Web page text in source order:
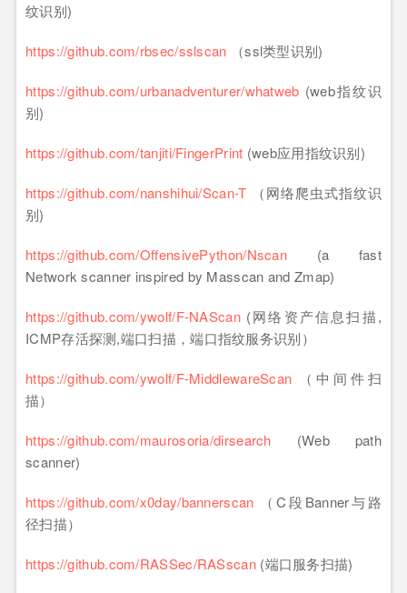
纹识别)
https://github.com/rbsec/sslscan （ssl类型识别)
https://github.com/urbanadventurer/whatweb (web指纹识
别)
https://github.com/tanjiti/FingerPrint (web应用指纹识别)
https://github.com/nanshihui/Scan-T （网络爬虫式指纹识
别)
https://github.com/OffensivePython/Nscan (a fast
Network scanner inspired by Masscan and Zmap)
https://github.com/ywolf/F-NAScan(网络资产信息扫描,
ICMP存活探测,端口扫描，端口指纹服务识别）
https://github.com/ywolf/F-MiddlewareScan （中间件扫
描）
https://github.com/maurosoria/dirsearch (Web path
scanner)
https://github.com/x0day/bannerscan （C段Banner与路
径扫描）
https://github.com/RASSec/RASscan(端口服务扫描)